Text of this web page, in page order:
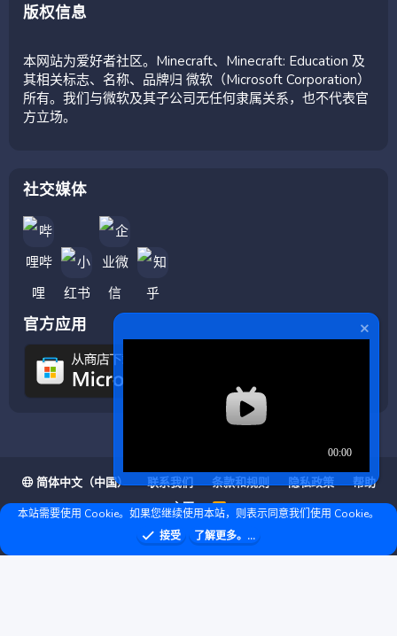
版权信息
本网站为爱好者社区。Minecraft、Minecraft: Education 及
其相关标志、名称、品牌归 微软（Microsoft Corporation）
所有。我们与微软及其子公司无任何隶属关系，也不代表官
方立场。
社交媒体
官方应用
简体中文（中国） 联系我们 条款和规则 隐私政策
帮助
主页
R
S
S
❤ © Copyright 2020–2026 基岩科技 版权所有 |Microsoft Marketplace
本站需要使用 Cookie。如果您继续使用本站，则表示同意我们使用 Cookie。
接受
了解更多。...